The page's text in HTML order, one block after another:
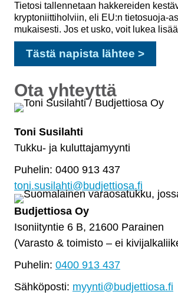
Tietosi tallennetaan hakkereiden
kryptoniittiholviin, eli EU:n tietosuoja-
mukaisesti. Jos et usko, voit lukea lisää
Ota yhteyttä
Toni Susilahti
Tukku- ja kuluttajamyynti
Puhelin: 0400 913 437
toni.susilahti@budjettiosa.fi
Budjettiosa Oy
Isoniityntie 6 B, 21600 Parainen
(Varasto & toimisto – ei
Puhelin: 0400 913 437
Sähköposti: myynti@budjettiosa.fi